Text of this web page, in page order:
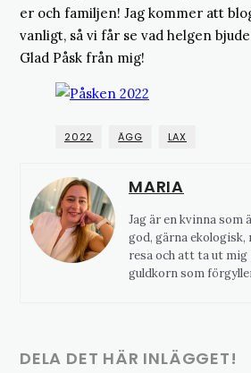
er och familjen! Jag kommer att
vanligt, så vi får se vad helgen
Glad Påsk från mig!
2022 ÄGG LAX
MARIA
Jag är en kvinna som
god, gärna
resa och att ta ut
guldkorn som
DELA DET HÄR INLÄGGET!